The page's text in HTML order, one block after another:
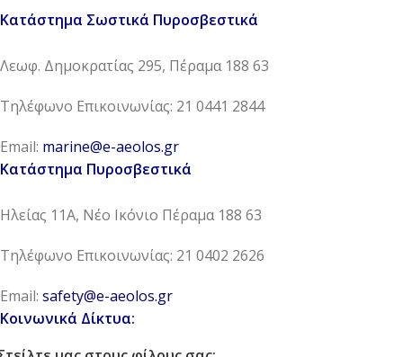
Κατάστημα Σωστικά Πυροσβεστικά
Λεωφ. Δημοκρατίας 295, Πέραμα 188 63
Τηλέφωνο Επικοινωνίας: 21 0441 2844
Email: marine@e-aeolos.gr
Κατάστημα Πυροσβεστικά
Ηλείας 11Α, Νέο Ικόνιο Πέραμα 188 63
Τηλέφωνο Επικοινωνίας: 21 0402 2626
Email: safety@e-aeolos.gr
Κοινωνικά Δίκτυα: